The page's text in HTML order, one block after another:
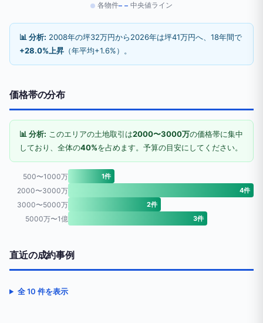
各物件 中央値ライン
📊 分析: 2008年の坪32万円から2026年は坪41万円へ、18年間で
+28.0%上昇 （年平均+1.6%）。
価格帯の分布
📊 分析: このエリアの土地取引は2000〜3000万の価格帯に集中
しており、全体の40%を占めます。予算の目安にしてください。
500〜1000万 1件
2000〜3000万 4件
3000〜5000万 2件
5000万〜1億 3件
直近の成約事例
全 10 件を表示